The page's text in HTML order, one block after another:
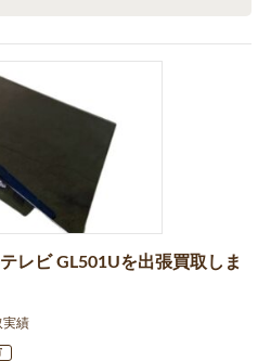
レビ GL501Uを出張買取しま
実績